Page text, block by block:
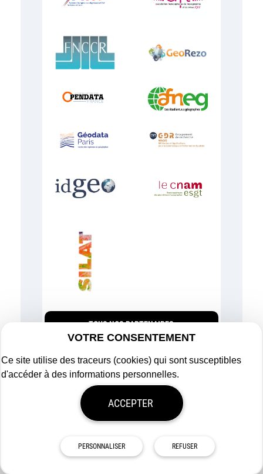
TOUS NOS PARTENAIRES
Mentions légales
Politique de confidentialité
VOTRE CONSENTEMENT
Ce site utilise des traceurs (cookies) qui sont susceptibles
d'accéder à des informations personnelles.
ACCEPTER
PERSONNALISER REFUSER